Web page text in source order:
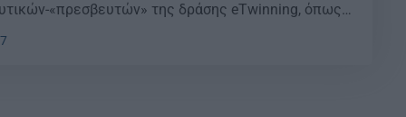
«πρεσβευτών» της δράσης eTwinning, όπως
με την υπ’ αριθ. 129022/Η1/12.10.2021 απόφαση
και Θρησκευμάτων για το διάστημα έως 31.8.2022.
Η απόφαση